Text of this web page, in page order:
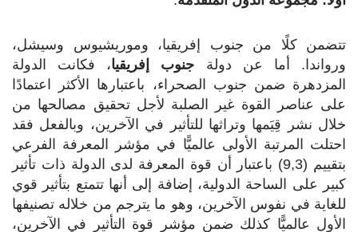
تتضمن كلًا من جنوب إفريقيا، وموريشيوس وسيشل،
ورواندا. أما عن دولة جنوب إفريقيا، فكانت الدولة
المزدهرة ضمن جنوب الصحراء، باعتبارها الأكثر اعتمادًا
على عناصر القوة غير الصلبة لأجل تحقيق مصالحها من
خلال نشر قِيَمها وتراثها للتأثير في الآخرين، وبالفعل فقد
احتلت المرتبة الأولى عالميًّا في مؤشر المعرفة الفرعي
بتقييم (9,3) باعتبار أن قوة المعرفة لدى الدولة ذات تأثير
كبير على الساحة الدولية، إضافة إلى أنها تتمتع بتأثير قوي
للغاية في نفوس الآخرين، وهو ما يترجم من خلاله تصنيفها
الأول عالميًّا كذلك ضمن مؤشر قوة التأثير في الآخرين،